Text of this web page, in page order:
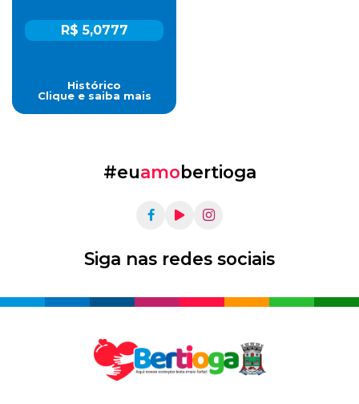
R$ 5,0777
Histórico
Clique e saiba mais
#euamobertioga
Siga nas redes sociais